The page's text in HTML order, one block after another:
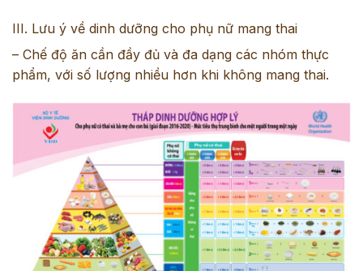
III. Lưu ý về dinh dưỡng cho phụ nữ mang thai
– Chế độ ăn cần đầy đủ và đa dạng các nhóm thực
phẩm, với số lượng nhiều hơn khi không mang thai.